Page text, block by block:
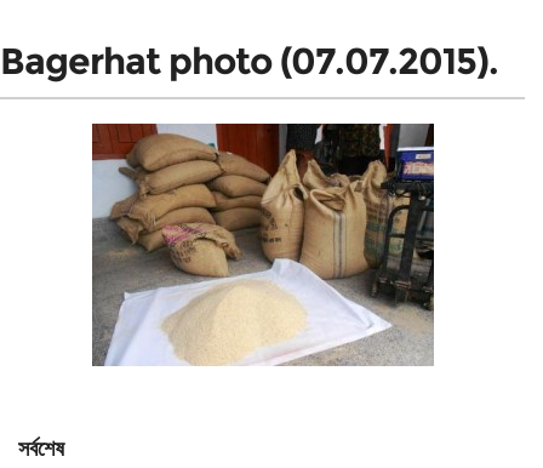
Bagerhat photo (07.07.2015).
সর্বশেষ